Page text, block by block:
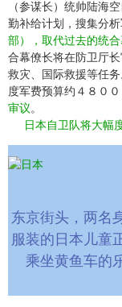
（参谋长）统帅陆海
勤补给计划，搜集分
部），取代过去的统
合幕僚长将在防卫厅
救灾、国际救援等任
度军费预算约４８０
审议。
日本自卫队将大幅
东京街头，两名
服装的日本儿童
乘坐黄鱼车的